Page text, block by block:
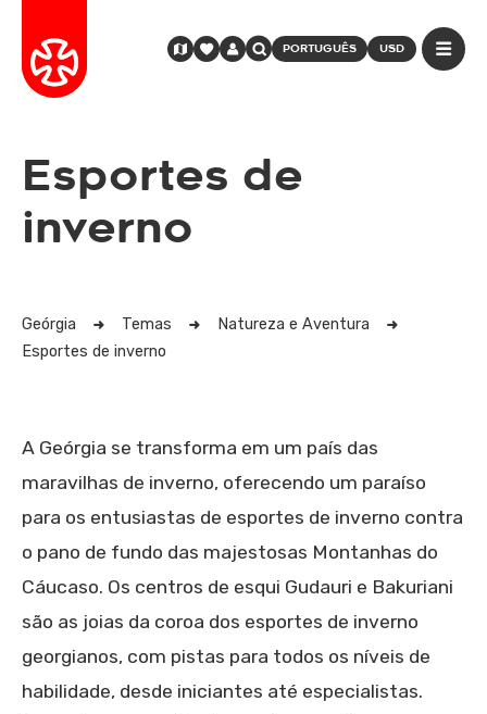
PORTUGUÊS USD
Esportes de
inverno
Geórgia Temas
Natureza e Aventura
Esportes de inverno
A Geórgia se transforma em um país das
maravilhas de inverno, oferecendo um paraíso
para os entusiastas de esportes de inverno contra
o pano de fundo das majestosas Montanhas do
Cáucaso. Os centros de esqui Gudauri e Bakuriani
são as joias da coroa dos esportes de inverno
georgianos, com pistas para todos os níveis de
habilidade, desde iniciantes até especialistas.